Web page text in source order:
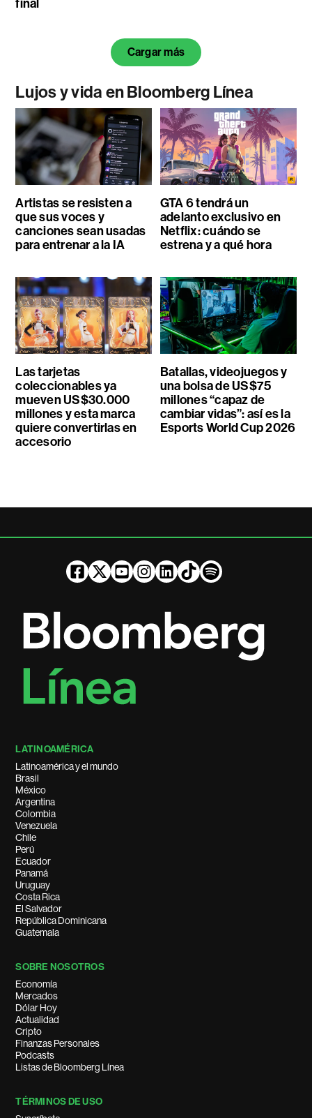
final
Cargar más
Lujos y vida en Bloomberg Línea
Artistas se resisten a
que sus voces y
canciones sean usadas
para entrenar a la IA
GTA 6 tendrá un
adelanto exclusivo en
Netflix: cuándo se
estrena y a qué hora
Las tarjetas
coleccionables ya
mueven US$30.000
millones y esta marca
quiere convertirlas en
accesorio
Batallas, videojuegos y
una bolsa de US$75
millones “capaz de
cambiar vidas”: así es la
Esports World Cup 2026
LATINOAMÉRICA
Latinoamérica y el mundo
Brasil
México
Argentina
Colombia
Venezuela
Chile
Perú
Ecuador
Panamá
Uruguay
Costa Rica
El Salvador
República Dominicana
Guatemala
SOBRE NOSOTROS
Economía
Mercados
Dólar Hoy
Actualidad
Cripto
Finanzas Personales
Podcasts
Listas de Bloomberg Línea
TÉRMINOS DE USO